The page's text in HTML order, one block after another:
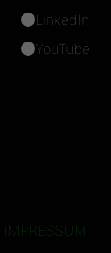
LinkedIn
YouTube
IMPRESSUM